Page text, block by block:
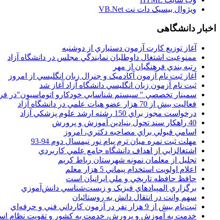
ويژوال بيسيک دات نت VB.Net
اخبار دانشگاهی
آغاز توزيع کارت آزمون دستياري از دوشنبه
ممنوعيت اشتغال داوطلبان نمايندگي مجلس در دانشگاه آزاد
رتبه بندي فرهنگيان از مهر
آغاز ثبت نام آزمون آکادميک و جنرال زبان انگليسي از امروز
ثبت نام آزمون زبان انگليسي دانشگاه آزاد آغاز شد
سمينار تخصصي " سيستم شناسايي خودکارو اتوماسيون"در
فعاليت بيش از 70 هزار عضو هيات علمي در دانشگاه آزاد
درخواست مجوز براي 150 رشته ارشد علوم پزشکي آزاد
40 راهکار سند تحول بنيادين آموزش و پرورش
اسامي قبولي براي مصاحبه دکتري، امروز
مهلت ثبت نمره میان ترم پیام نور نیمسال دوم 94-93
اشتغالزايي از اهداف دانشگاه جامع علمي کاربردي
تجليل از معلمان نمونه شهرستان رباط کريم
اعلام اولويت استخدام پيماني 5 هزار معلم
حافظ حافظه تاريخي و ملي ايرانيان است
برگزاري المپيادهاي فيزيک و زيست‌شناسي دانش‌آموزي
سهم وانت در انتقال دانش به روستائيان
ثبت‌نام بيش از 9 هزار نفر در آزمون کارداني فني و حرفه‌اي
خدمت به آموزش و پرورش، خدمت به کشور و تقويت نظام